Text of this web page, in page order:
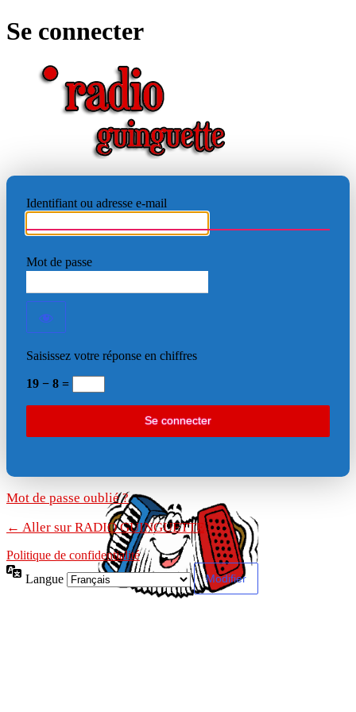
Se connecter
Identifiant ou adresse e-mail
Mot de passe
Saisissez votre réponse en chiffres
19 − 8 =
Mot de passe oublié ?
← Aller sur RADIO GUINGUETTE
Politique de confidentialité
Langue